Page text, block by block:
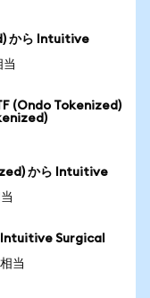
から Intuitive
当
(Ondo Tokenized)
から Intuitive
Surgical
当